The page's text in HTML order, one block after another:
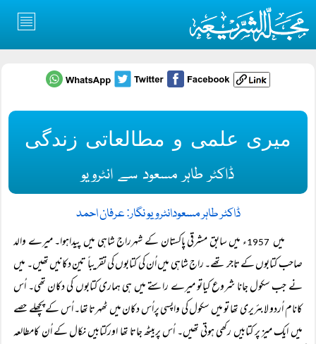
میری علمی و مطالعاتی زندگی
ڈاکٹر طاہر مسعود سے انٹرویو
ڈاکٹر طاہر مسعودانٹرویو نگار: عرفان احمد
میں
ء میں سابق مشرقی پاکستان کے شہرراج شاہی میں پیداہوا۔ میرے والد
صاحب کتابوں کے تاجر تھے۔ راج شاہی میں اُن کی کتابوں کی تقریباً تین دکانیں تھیں۔ میں
نے جب سکول جانا شروع کیاتو میرے راستے میں ہی ہماری کتابوں کی دکان تھی۔ اُس
کانام اُردو لابئریری تھا تو میں سکول کی واپسی پراُس دکان میں ٹھہرتا تھا۔ اُس کے پچھلے حصے
میں ایک میز پر کتابیں رکھی ہوتی تھیں۔ اُس پربیٹھ جاتا تھا اورکتابیں نکال کے اُن کامطالعہ